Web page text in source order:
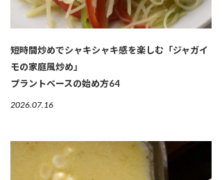
短時間炒めでシャキシャキ感を楽しむ「ジャガイ
モの家庭風炒め」
プラントベースの始め方64
2026.07.16